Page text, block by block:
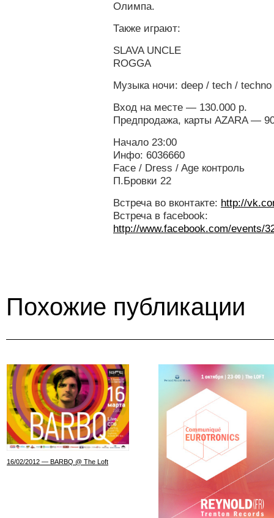
Олимпа.
Также играют:
SLAVA UNCLE
ROGGA
Музыка ночи: deep / tech / techno
Вход на месте — 130.000 р.
Предпродажа, карты AZARA —
Начало 23:00
Инфо: 6036660
Face / Dress / Age контроль
П.Бровки 22
Встреча во вконтакте: http://
Встреча в facebook:
http://www.facebook.com/events/
Похожие публикации
16/02/2012 — BARBQ @ The Loft